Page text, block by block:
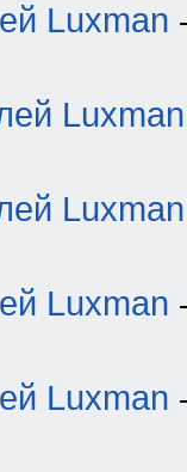
Luxman
Luxman
Luxman
Luxman
Luxman